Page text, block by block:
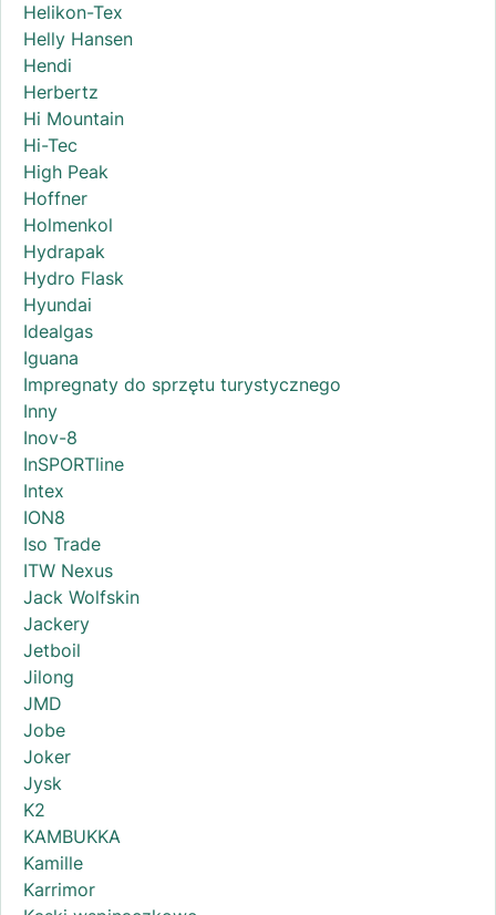
Helikon-Tex
Helly Hansen
Hendi
Herbertz
Hi Mountain
Hi-Tec
High Peak
Hoffner
Holmenkol
Hydrapak
Hydro Flask
Hyundai
Idealgas
Iguana
Impregnaty do sprzętu turystycznego
Inny
Inov-8
InSPORTline
Intex
ION8
Iso Trade
ITW Nexus
Jack Wolfskin
Jackery
Jetboil
Jilong
JMD
Jobe
Joker
Jysk
K2
KAMBUKKA
Kamille
Karrimor